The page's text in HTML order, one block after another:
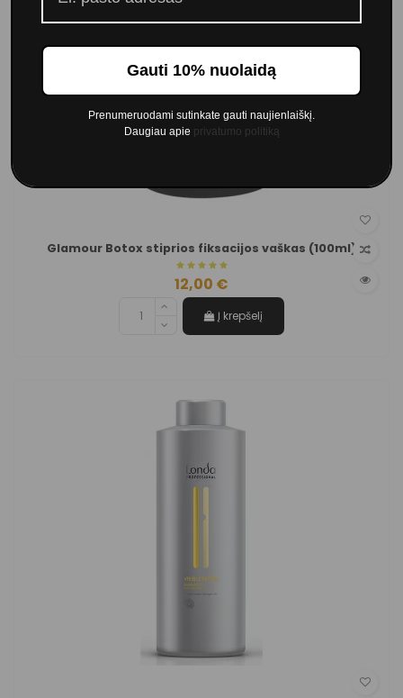
Glamour Botox stiprios fiksacijos vaškas (100ml)
12,00 €
Į krepšelį
Gauti 10% nuolaidą
Prenumeruodami sutinkate gauti naujienlaiškį.
Daugiau apie privatumo politiką